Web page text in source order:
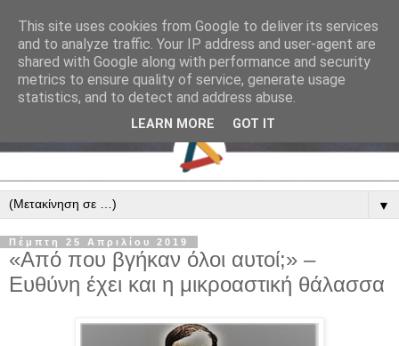
▼
Πέμπτη 25 Απριλίου 2019
«Από που βγήκαν όλοι αυτοί;» –
Ευθύνη έχει και η μικροαστική θάλασσα
This site uses cookies from Google to deliver its services
and to analyze traffic. Your IP address and user-agent are
shared with Google along with performance and security
metrics to ensure quality of service, generate usage
statistics, and to detect and address abuse.
LEARN MORE GOT IT